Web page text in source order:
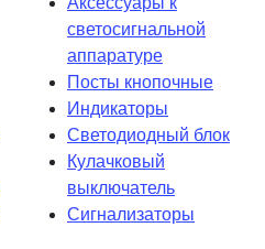
светосигнальной
аппаратуре
Посты кнопочные
Индикаторы
Светодиодный блок
Кулачковый
выключатель
Сигнализаторы